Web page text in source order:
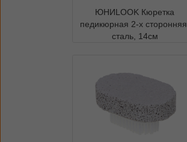
ЮНИLOOK Кюретка
педикюрная 2-х сторонняя,
сталь, 14см